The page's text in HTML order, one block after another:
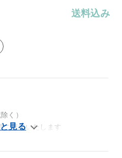
送料込み
く）
ご連絡いたします